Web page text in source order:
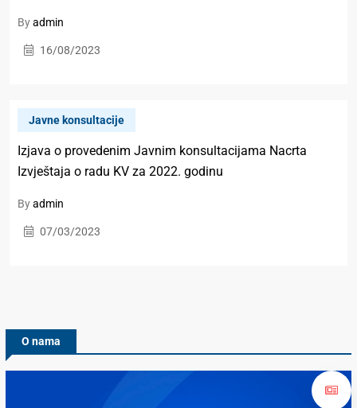
Byadmin
16/08/2023
Javne konsultacije
Izjava o provedenim Javnim konsultacijama Nacrta
Izvještaja o radu KV za 2022. godinu
Byadmin
07/03/2023
O nama